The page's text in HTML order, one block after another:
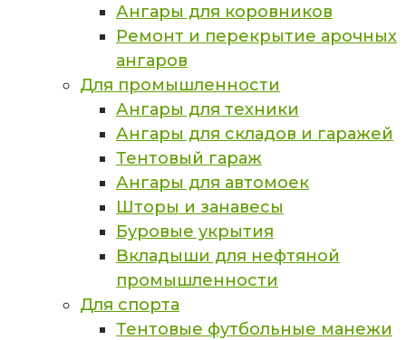
Ангары для коровников
Ремонт и перекрытие арочных
ангаров
Для промышленности
Ангары для техники
Ангары для складов и гаражей
Тентовый гараж
Ангары для автомоек
Шторы и занавесы
Буровые укрытия
Вкладыши для нефтяной
промышленности
Для спорта
Тентовые футбольные манежи